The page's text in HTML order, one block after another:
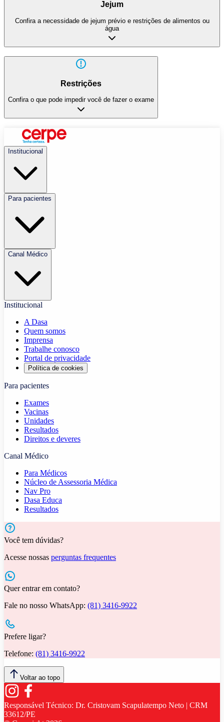
Jejum
Confira a necessidade de jejum prévio e restrições de alimentos ou
água
Restrições
Confira o que pode impedir você de fazer o exame
Institucional
Para pacientes
Canal Médico
Institucional
A Dasa
Quem somos
Imprensa
Trabalhe conosco
Portal de privacidade
Política de cookies
Para pacientes
Exames
Vacinas
Unidades
Resultados
Direitos e deveres
Canal Médico
Para Médicos
Núcleo de Assessoria Médica
Nav Pro
Dasa Educa
Resultados
Você tem dúvidas?
Acesse nossas perguntas frequentes
Quer entrar em contato?
Fale no nosso WhatsApp: (81) 3416-9922
Prefere ligar?
Telefone: (81) 3416-9922
Voltar ao topo
Responsável Técnico: Dr. Cristovam Scapulatempo Neto | CRM
33612/PE